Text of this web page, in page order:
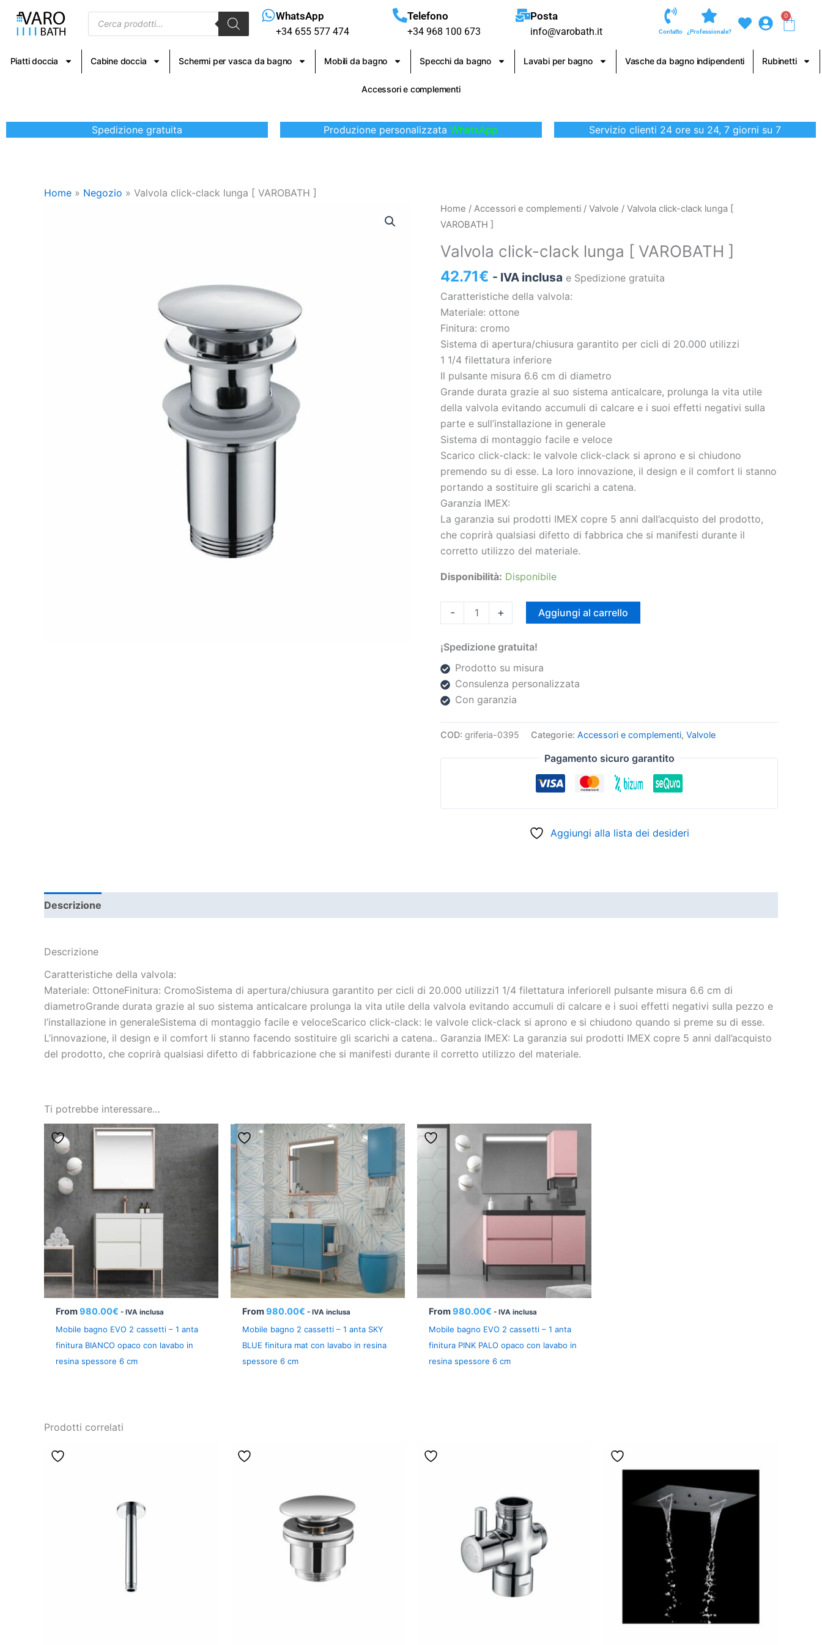
contenuto
Products
search
WhatsApp
+34 655 577 474
Telefono
+34 968 100 673
Posta
info@varobath.it Contatto ¿Professionale?
0
Piatti doccia Cabine doccia Schermi per vasca da bagno Mobili da bagno Specchi da bagno Lavabi per bagno Vasche da bagno indipendenti Rubinetti
Accessori e complementi
Spedizione gratuita Produzione personalizzataWhatsApp Servizio clienti 24 ore su 24, 7 giorni su 7
Home » Negozio » Valvola click-clack lunga [ VAROBATH ]
Home / Accessori e complementi / Valvole / Valvola click-clack lunga [
VAROBATH ]
Valvola click-clack lunga [ VAROBATH ]
42.71€ - IVA inclusa e Spedizione gratuita
Caratteristiche della valvola:
Materiale: ottone
Finitura: cromo
Sistema di apertura/chiusura garantito per cicli di 20.000 utilizzi
1 1/4 filettatura inferiore
Il pulsante misura 6.6 cm di diametro
Grande durata grazie al suo sistema anticalcare, prolunga la vita utile
della valvola evitando accumuli di calcare e i suoi effetti negativi sulla
parte e sull’installazione in generale
Sistema di montaggio facile e veloce
Scarico click-clack: le valvole click-clack si aprono e si chiudono
premendo su di esse. La loro innovazione, il design e il comfort li stanno
portando a sostituire gli scarichi a catena.
Garanzia IMEX:
La garanzia sui prodotti IMEX copre 5 anni dall’acquisto del prodotto,
che coprirà qualsiasi difetto di fabbrica che si manifesti durante il
corretto utilizzo del materiale.
Disponibilità: Disponibile
-
Valvola
click-
lunga
[
]
quantità
+ Aggiungi al carrello
¡Spedizione gratuita!
Prodotto su misura
Consulenza personalizzata
Con garanzia
COD: griferia-0395 Categorie: Accessori e complementi, Valvole
Pagamento sicuro garantito
Aggiungi alla lista dei desideri
Descrizione
Descrizione
Caratteristiche della valvola:
Materiale: OttoneFinitura: CromoSistema di apertura/chiusura garantito per cicli di 20.000 utilizzi1 1/4 filettatura inferioreIl pulsante misura 6.6 cm di
diametroGrande durata grazie al suo sistema anticalcare prolunga la vita utile della valvola evitando accumuli di calcare e i suoi effetti negativi sulla pezzo e
l’installazione in generaleSistema di montaggio facile e veloceScarico click-clack: le valvole click-clack si aprono e si chiudono quando si preme su di esse.
L’innovazione, il design e il comfort li stanno facendo sostituire gli scarichi a catena.. Garanzia IMEX: La garanzia sui prodotti IMEX copre 5 anni dall’acquisto
del prodotto, che coprirà qualsiasi difetto di fabbricazione che si manifesti durante il corretto utilizzo del materiale.
Ti potrebbe interessare…
From980.00€ - IVA inclusa
Mobile bagno EVO 2 cassetti – 1 anta
finitura BIANCO opaco con lavabo in
resina spessore 6 cm
From980.00€ - IVA inclusa
Mobile bagno 2 cassetti – 1 anta SKY
BLUE finitura mat con lavabo in resina
spessore 6 cm
From980.00€ - IVA inclusa
Mobile bagno EVO 2 cassetti – 1 anta
finitura PINK PALO opaco con lavabo in
resina spessore 6 cm
Prodotti correlati